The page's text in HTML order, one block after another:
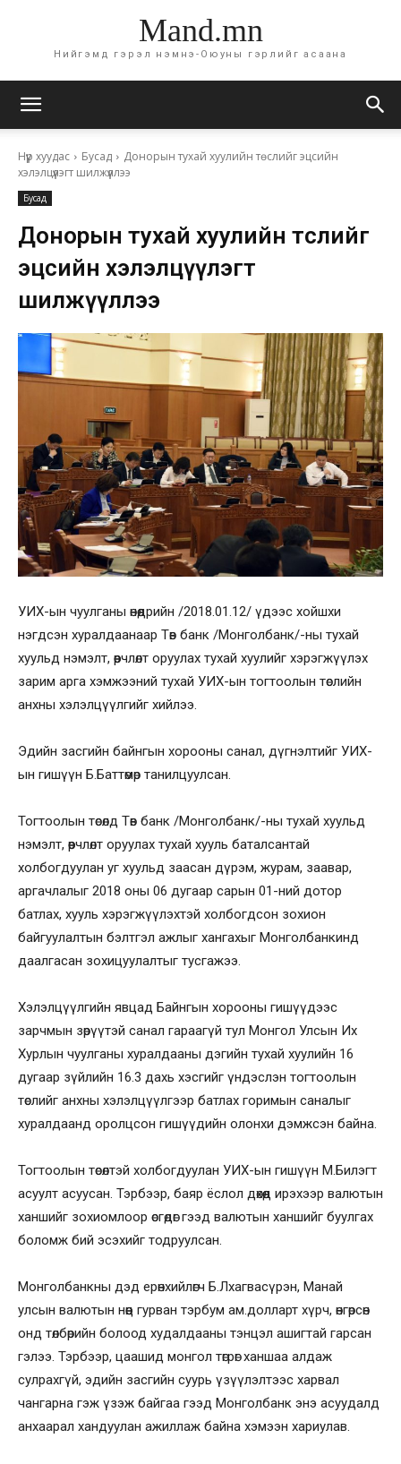
Mand.mn
Нийгэмд гэрэл нэмнэ-Оюуны гэрлийг асаана
Нүүр хуудас Бусад
Донорын тухай хуулийн төслийг эцсийн
хэлэлцүүлэгт шилжүүллээ
Бусад
Донорын тухай хуулийн төслийг
эцсийн хэлэлцүүлэгт
шилжүүллээ
УИХ-ын чуулганы өнөөдрийн /2018.01.12/ үдээс хойшхи
нэгдсэн хуралдаанаар Төв банк /Монголбанк/-ны тухай
хуульд нэмэлт, өөрчлөлт оруулах тухай хуулийг хэрэгжүүлэх
зарим арга хэмжээний тухай УИХ-ын тогтоолын төслийн
анхны хэлэлцүүлгийг хийлээ.
Эдийн засгийн байнгын хорооны санал, дүгнэлтийг УИХ-
ын гишүүн Б.Баттөмөр танилцуулсан.
Тогтоолын төсөлд Төв банк /Монголбанк/-ны тухай хуульд
нэмэлт, өөрчлөлт оруулах тухай хууль баталсантай
холбогдуулан уг хуульд заасан дүрэм, журам, заавар,
аргачлалыг 2018 оны 06 дугаар сарын 01-ний дотор
батлах, хууль хэрэгжүүлэхтэй холбогдсон зохион
байгуулалтын бэлтгэл ажлыг хангахыг Монголбанкинд
даалгасан зохицуулалтыг тусгажээ.
Хэлэлцүүлгийн явцад Байнгын хорооны гишүүдээс
зарчмын зөрүүтэй санал гараагүй тул Монгол Улсын Их
Хурлын чуулганы хуралдааны дэгийн тухай хуулийн 16
дугаар зүйлийн 16.3 дахь хэсгийг үндэслэн тогтоолын
төслийг анхны хэлэлцүүлгээр батлах горимын саналыг
хуралдаанд оролцсон гишүүдийн олонхи дэмжсэн байна.
Тогтоолын төсөлтэй холбогдуулан УИХ-ын гишүүн М.Билэгт
асуулт асуусан. Тэрбээр, баяр ёслол дөхөөд ирэхээр валютын
ханшийг зохиомлоор өсгөдөг гээд валютын ханшийг буулгах
боломж бий эсэхийг тодруулсан.
Монголбанкны дэд ерөнхийлөгч Б.Лхагвасүрэн, Манай
улсын валютын нөөц гурван тэрбум ам.долларт хүрч, өнгөрсөн
онд төлбөрийн болоод худалдааны тэнцэл ашигтай гарсан
гэлээ. Тэрбээр, цаашид монгол төгрөг ханшаа алдаж
сулрахгүй, эдийн засгийн суурь үзүүлэлтээс харвал
чангарна гэж үзэж байгаа гээд Монголбанк энэ асуудалд
анхаарал хандуулан ажиллаж байна хэмээн хариулав.